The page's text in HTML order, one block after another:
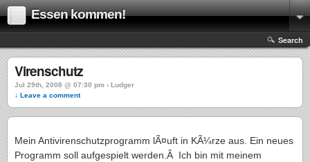
Essen kommen!
Search
Virenschutz
Jul 29th, 2008 @ 07:30 pm › Ludger
↓ Leave a comment
Mein Antivirenschutzprogramm lÃ¤uft in KÃ¼rze aus. Ein neues
Programm soll aufgespielt werden.Â Ich bin mit meinem